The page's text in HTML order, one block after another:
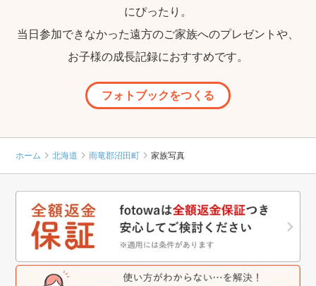
にぴったり。
当日参加できなかった遠方のご家族へのプレゼントや、
お子様の成長記録におすすめです。
フォトブックをつくる
ホーム 北海道 雨竜郡沼田町 家族写真